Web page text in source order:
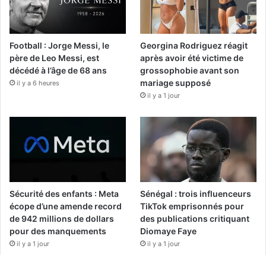
Football : Jorge Messi, le
père de Leo Messi, est
décédé à l’âge de 68 ans
il y a 6 heures
Georgina Rodriguez réagit
après avoir été victime de
grossophobie avant son
mariage supposé
il y a 1 jour
Sécurité des enfants : Meta
écope d’une amende record
de 942 millions de dollars
pour des manquements
il y a 1 jour
Sénégal : trois influenceurs
TikTok emprisonnés pour
des publications critiquant
Diomaye Faye
il y a 1 jour